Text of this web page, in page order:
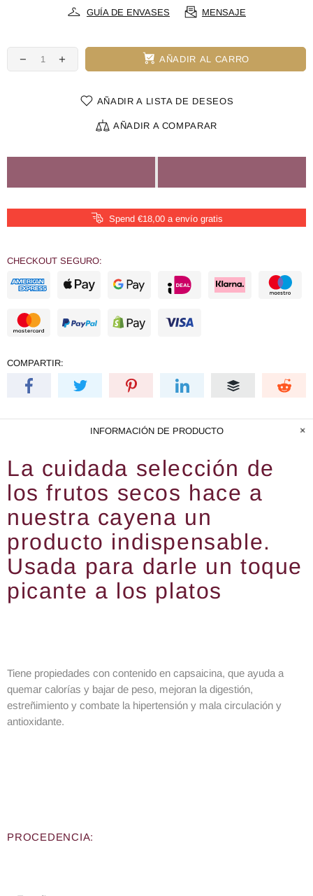
GUÍA DE ENVASES MENSAJE
AÑADIR AL CARRO
AÑADIR A LISTA DE DESEOS
AÑADIR A COMPARAR
Spend €18,00 a envío gratis
CHECKOUT SEGURO:
COMPARTIR:
INFORMACIÓN DE PRODUCTO
La cuidada selección de
los frutos secos hace a
nuestra cayena un
producto indispensable.
Usada para darle un toque
picante a los platos
Tiene propiedades con contenido en capsaicina, que ayuda a
quemar calorías y bajar de peso, mejoran la digestión,
estreñimiento y combate la hipertensión y mala circulación y
antioxidante.
PROCEDENCIA: